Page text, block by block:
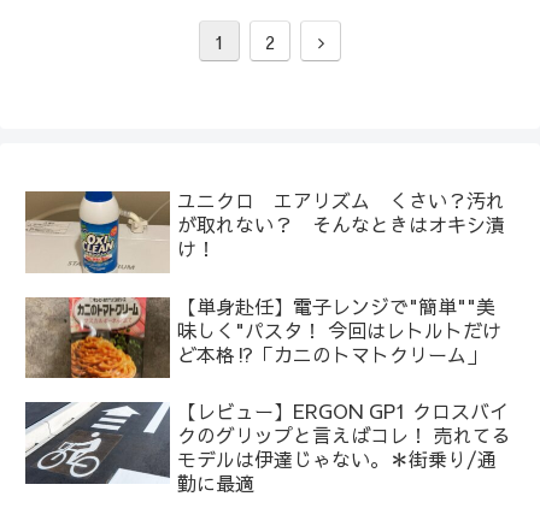
1 2
次
ユニクロ エアリズム くさい？汚れ
が取れない？ そんなときはオキシ漬
け！
【単身赴任】電子レンジで"簡単""美
味しく"パスタ！ 今回はレトルトだけ
ど本格⁉︎「カニのトマトクリーム」
【レビュー】ERGON GP1 クロスバイ
クのグリップと言えばコレ！ 売れてる
モデルは伊達じゃない。＊街乗り/通
勤に最適